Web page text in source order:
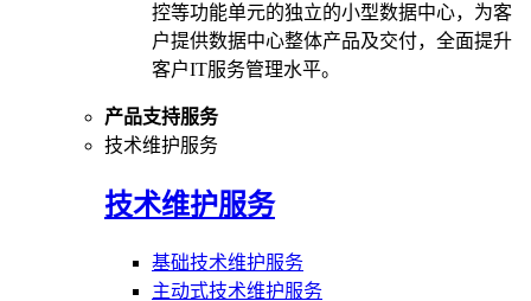
控等功能单元的独立的小型数据中心，为客
户提供数据中心整体产品及交付，全面提升
客户IT服务管理水平。
产品支持服务
技术维护服务
技术维护服务
基础技术维护服务
主动式技术维护服务